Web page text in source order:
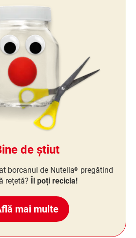
de știut
borcanul de Nutella® pregătind
rețetă?
Îl poți recicla!
mai multe